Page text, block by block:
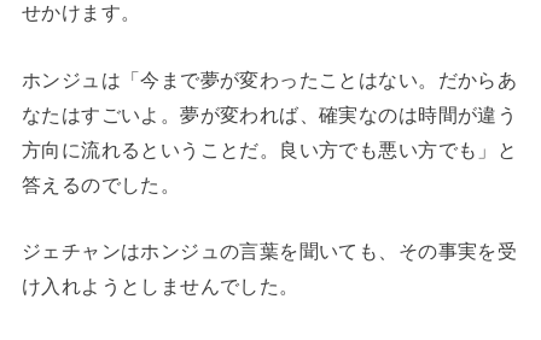
せかけます。
ホンジュは「今まで夢が変わったことはない。だからあ
なたはすごいよ。夢が変われば、確実なのは時間が違う
方向に流れるということだ。良い方でも悪い方でも」と
答えるのでした。
ジェチャンはホンジュの言葉を聞いても、その事実を受
け入れようとしませんでした。